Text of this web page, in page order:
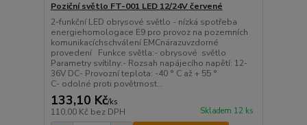
Poziční světlo FT-001 LED 12/24V červené
2-funkční LED obrysové světlo - nízká spotřeba
energiehomologace E9 pro provoz na pozemních
komunikacíchschválení EMCnárazuvzdorné
provedení Funkce světla:- obrysové světlo
Parametry svítilny:- Rozsah napájecího napětí: 12-
36V DC- Provozní teplota: -40 ° C až + 55 °
C- odolné proti povětrnost...
133,10 Kč/ks
110,00 Kč bez DPH Skladem 12 ks